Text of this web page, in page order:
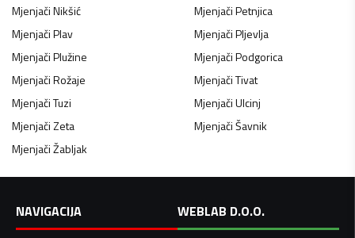
MjenjačiNikšić MjenjačiPetnjica
MjenjačiPlav MjenjačiPljevlja
MjenjačiPlužine MjenjačiPodgorica
MjenjačiRožaje MjenjačiTivat
MjenjačiTuzi MjenjačiUlcinj
MjenjačiZeta MjenjačiŠavnik
MjenjačiŽabljak
NAVIGACIJA
WEBLAB D.O.O.